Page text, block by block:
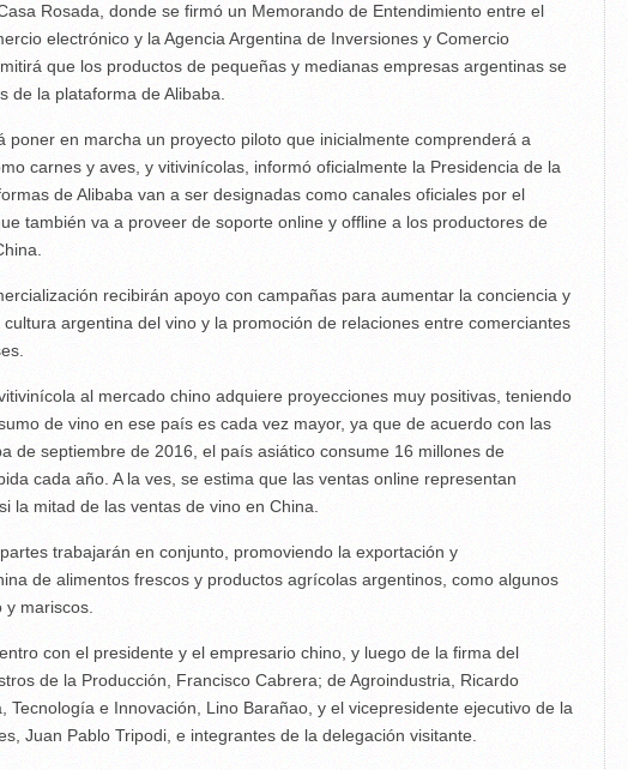
Rosada, donde se firmó un Memorando de Entendimiento entre el
electrónico y la Agencia Argentina de Inversiones y Comercio
que los productos de pequeñas y medianas empresas argentinas se
de la plataforma de Alibaba.
poner en marcha un proyecto piloto que inicialmente comprenderá a
carnes y aves, y vitivinícolas, informó oficialmente la Presidencia de la
de Alibaba van a ser designadas como canales oficiales por el
también va a proveer de soporte online y offline a los productores de
recibirán apoyo con campañas para aumentar la conciencia y
argentina del vino y la promoción de relaciones entre comerciantes
al mercado chino adquiere proyecciones muy positivas, teniendo
de vino en ese país es cada vez mayor, ya que de acuerdo con las
de septiembre de 2016, el país asiático consume 16 millones de
cada año. A la ves, se estima que las ventas online representan
la mitad de las ventas de vino en China.
trabajarán en conjunto, promoviendo la exportación y
de alimentos frescos y productos agrícolas argentinos, como algunos
y mariscos.
con el presidente y el empresario chino, y luego de la firma del
de la Producción, Francisco Cabrera; de Agroindustria, Ricardo
Tecnología e Innovación, Lino Barañao, y el vicepresidente ejecutivo de la
Juan Pablo Tripodi, e integrantes de la delegación visitante.